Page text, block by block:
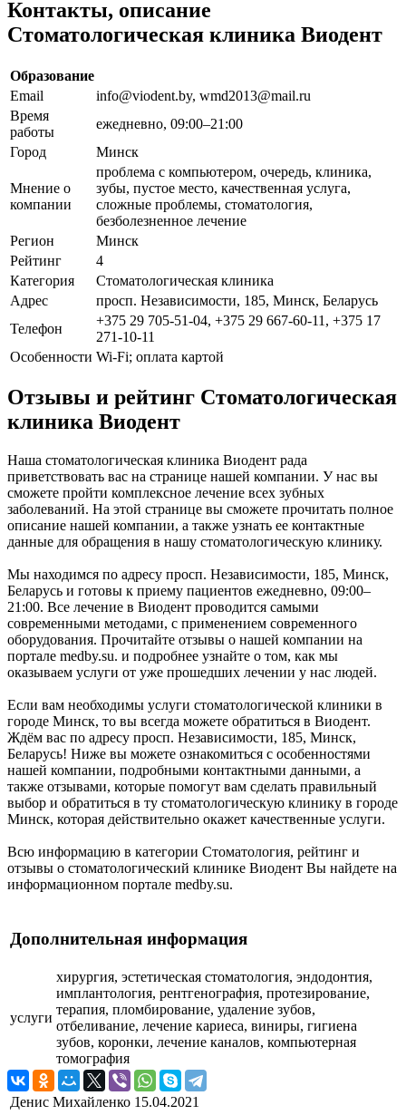
Контакты, описание
Стоматологическая клиника Виодент
Образование
Email
info@viodent.by, wmd2013@mail.ru
Время
работы
ежедневно, 09:00–21:00
Город
Минск
Мнение о
компании
проблема с компьютером, очередь, клиника,
зубы, пустое место, качественная услуга,
сложные проблемы, стоматология,
безболезненное лечение
Регион
Минск
Рейтинг
4
Категория
Стоматологическая клиника
Адрес
просп. Независимости, 185, Минск, Беларусь
Телефон
+375 29 705-51-04, +375 29 667-60-11, +375 17
271-10-11
Особенности Wi-Fi; оплата картой
Отзывы и рейтинг Стоматологическая
клиника Виодент
Наша стоматологическая клиника Виодент рада
приветствовать вас на странице нашей компании. У нас вы
сможете пройти комплексное лечение всех зубных
заболеваний. На этой странице вы сможете прочитать полное
описание нашей компании, а также узнать ее контактные
данные для обращения в нашу стоматологическую клинику.
Мы находимся по адресу просп. Независимости, 185, Минск,
Беларусь и готовы к приему пациентов ежедневно, 09:00–
21:00. Все лечение в Виодент проводится самыми
современными методами, с применением современного
оборудования. Прочитайте отзывы о нашей компании на
портале medby.su. и подробнее узнайте о том, как мы
оказываем услуги от уже прошедших лечении у нас людей.
Если вам необходимы услуги стоматологической клиники в
городе Минск, то вы всегда можете обратиться в Виодент.
Ждём вас по адресу просп. Независимости, 185, Минск,
Беларусь! Ниже вы можете ознакомиться с особенностями
нашей компании, подробными контактными данными, а
также отзывами, которые помогут вам сделать правильный
выбор и обратиться в ту стоматологическую клинику в городе
Минск, которая действительно окажет качественные услуги.
Всю информацию в категории Стоматология, рейтинг и
отзывы о стоматологический клинике Виодент Вы найдете на
информационном портале medby.su.
Дополнительная информация
услуги
хирургия, эстетическая стоматология, эндодонтия,
имплантология, рентгенография, протезирование,
терапия, пломбирование, удаление зубов,
отбеливание, лечение кариеса, виниры, гигиена
зубов, коронки, лечение каналов, компьютерная
томография
Денис Михайленко 15.04.2021